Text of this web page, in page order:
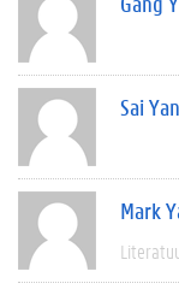
Sai
Mark